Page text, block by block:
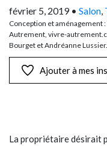
février 5, 2019 • Salon,
Conception et aménagement
Autrement, vivre-
Bourget et Andréanne Lussier.
Ajouter à mes
La propriétaire désirait